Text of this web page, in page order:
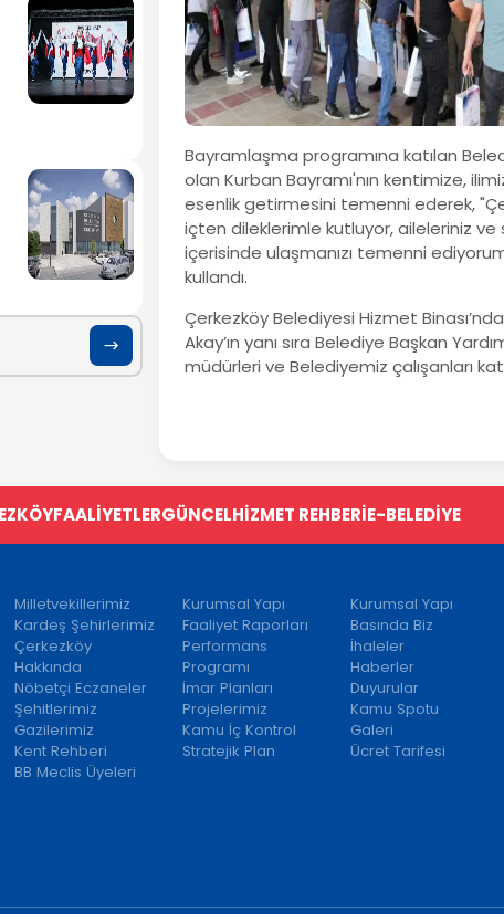
Bayramlaşma programına katılan
olan Kurban Bayramı'nın kentimize,
esenlik getirmesini temenni ederek,
içten dileklerimle kutluyor, aileleriniz ve
içerisinde ulaşmanızı temenni
kullandı.
Çerkezköy Belediyesi Hizmet
Akay’ın yanı sıra Belediye Başkan
müdürleri ve Belediyemiz çalışanları
FAALİYETLERGÜNCELHİZMET REHBERİE-BELEDİYE
Milletvekillerimiz
Kardeş Şehirlerimiz
Çerkezköy
Hakkında
Nöbetçi Eczaneler
Şehitlerimiz
Gazilerimiz
Kent Rehberi
BB Meclis Üyeleri
Kurumsal Yapı
Faaliyet Raporları
Performans
Programı
İmar Planları
Projelerimiz
Kamu İç Kontrol
Stratejik Plan
Kurumsal Yapı
Basında Biz
İhaleler
Haberler
Duyurular
Kamu Spotu
Galeri
Ücret Tarifesi